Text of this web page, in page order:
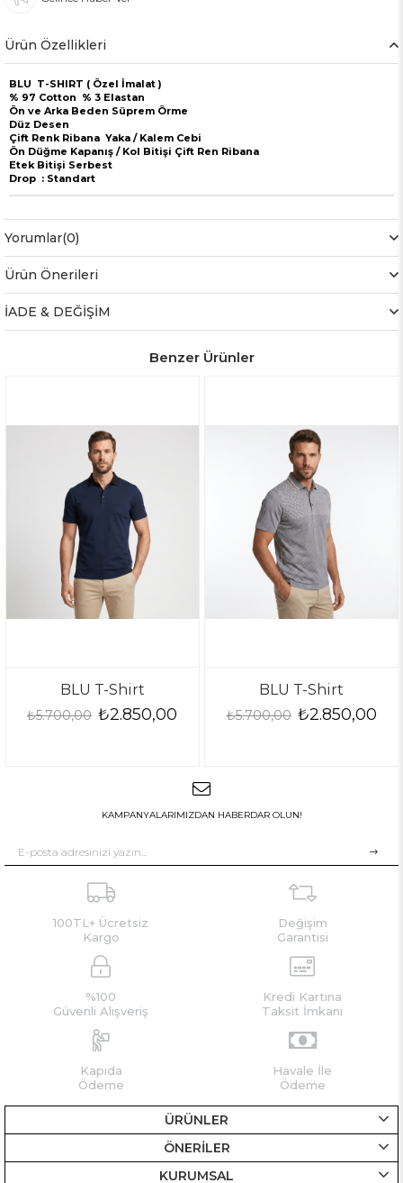
Ürün Özellikleri
BLU T-SHIRT ( Özel İmalat )
% 97 Cotton % 3 Elastan
Ön ve Arka Beden Süprem Örme
Düz Desen
Çift Renk Ribana Yaka / Kalem Cebi
Ön Düğme Kapanış / Kol Bitişi Çift Ren Ribana
Etek Bitişi Serbest
Drop : Standart
Yorumlar(0)
Ürün Önerileri
İADE & DEĞİŞİM
Benzer Ürünler
BLU T-Shirt
₺2.850,00
₺5.700,00
BLU T-Shirt
₺2.850,00
₺5.700,00
KAMPANYALARIMIZDAN HABERDAR OLUN!
100TL+ Ücretsiz
Kargo
Değişim
Garantisi
%100
Güvenli Alışveriş
Kredi Kartına
Taksit İmkanı
Kapıda
Ödeme
Havale İle
Ödeme
ÜRÜNLER
ÖNERİLER
KURUMSAL